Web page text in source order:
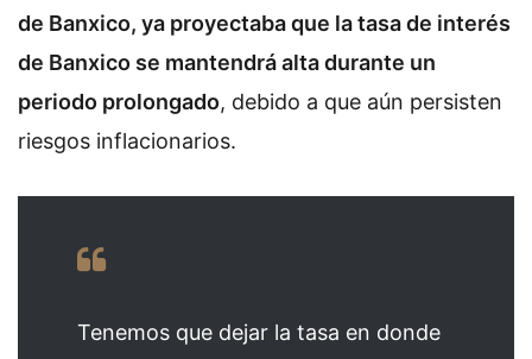
de Banxico, ya proyectaba que la tasa de interés
de Banxico se mantendrá alta durante un
periodo prolongado, debido a que aún persisten
riesgos inflacionarios.
Tenemos que dejar la tasa en donde